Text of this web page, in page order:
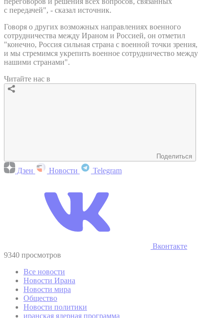
с передачей", - сказал источник.
Говоря о других возможных направлениях военного
сотрудничества между Ираном и Россией, он отметил
"конечно, Россия сильная страна с военной точки зрения,
и мы стремимся укрепить военное сотрудничество между
нашими странами".
Читайте нас в
Поделиться
Дзен Новости Telegram
Вконтакте
9340 просмотров
Все новости
Новости Ирана
Новости мира
Общество
Новости политики
иранская ядерная программа